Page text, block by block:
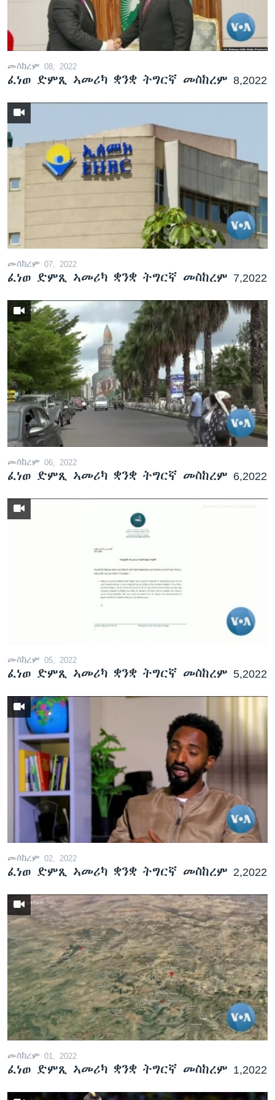
ቂሔ ጽልሚ
ቋንቋታት
መስከረም 08, 2022
ፈነወ ድምጺ ኣመሪካ ቋንቋ ትግርኛ መስከረም 8,2022
መስከረም 07, 2022
ፈነወ ድምጺ ኣመሪካ ቋንቋ ትግርኛ መስከረም 7,2022
መስከረም 06, 2022
ፈነወ ድምጺ ኣመሪካ ቋንቋ ትግርኛ መስከረም 6,2022
መስከረም 05, 2022
ፈነወ ድምጺ ኣመሪካ ቋንቋ ትግርኛ መስከረም 5,2022
መስከረም 02, 2022
ፈነወ ድምጺ ኣመሪካ ቋንቋ ትግርኛ መስከረም 2,2022
መስከረም 01, 2022
ፈነወ ድምጺ ኣመሪካ ቋንቋ ትግርኛ መስከረም 1,2022